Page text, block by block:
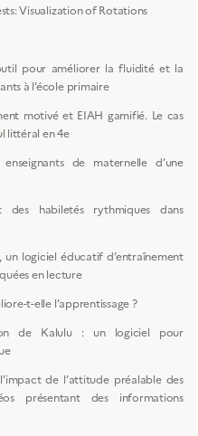
Visualization of Rotations
pour améliorer la fluidité et la
à l’école primaire
motivé et EIAH gamifié. Le cas
littéral en 4e
de maternelle d’une
habiletés rythmiques dans
un logiciel éducatif d’entraînement
en lecture
t-elle l’apprentissage ?
de Kalulu : un logiciel pour
de l’attitude préalable des
présentant des informations